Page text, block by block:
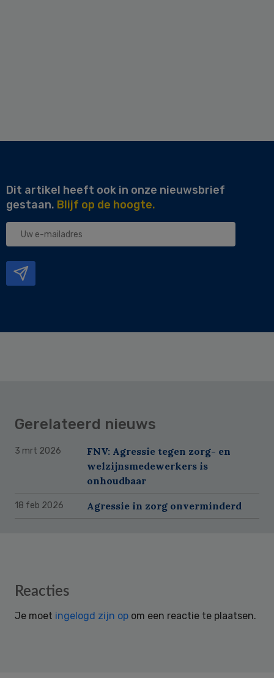
Dit artikel heeft ook in onze nieuwsbrief
gestaan. Blijf op de hoogte.
Uw
Gerelateerd nieuws
3 mrt 2026
FNV: Agressie tegen zorg- en
welzijnsmedewerkers is
onhoudbaar
18 feb 2026 Agressie in zorg onverminderd
Reader
Reacties
Je moet ingelogd zijn op om een reactie te plaatsen.